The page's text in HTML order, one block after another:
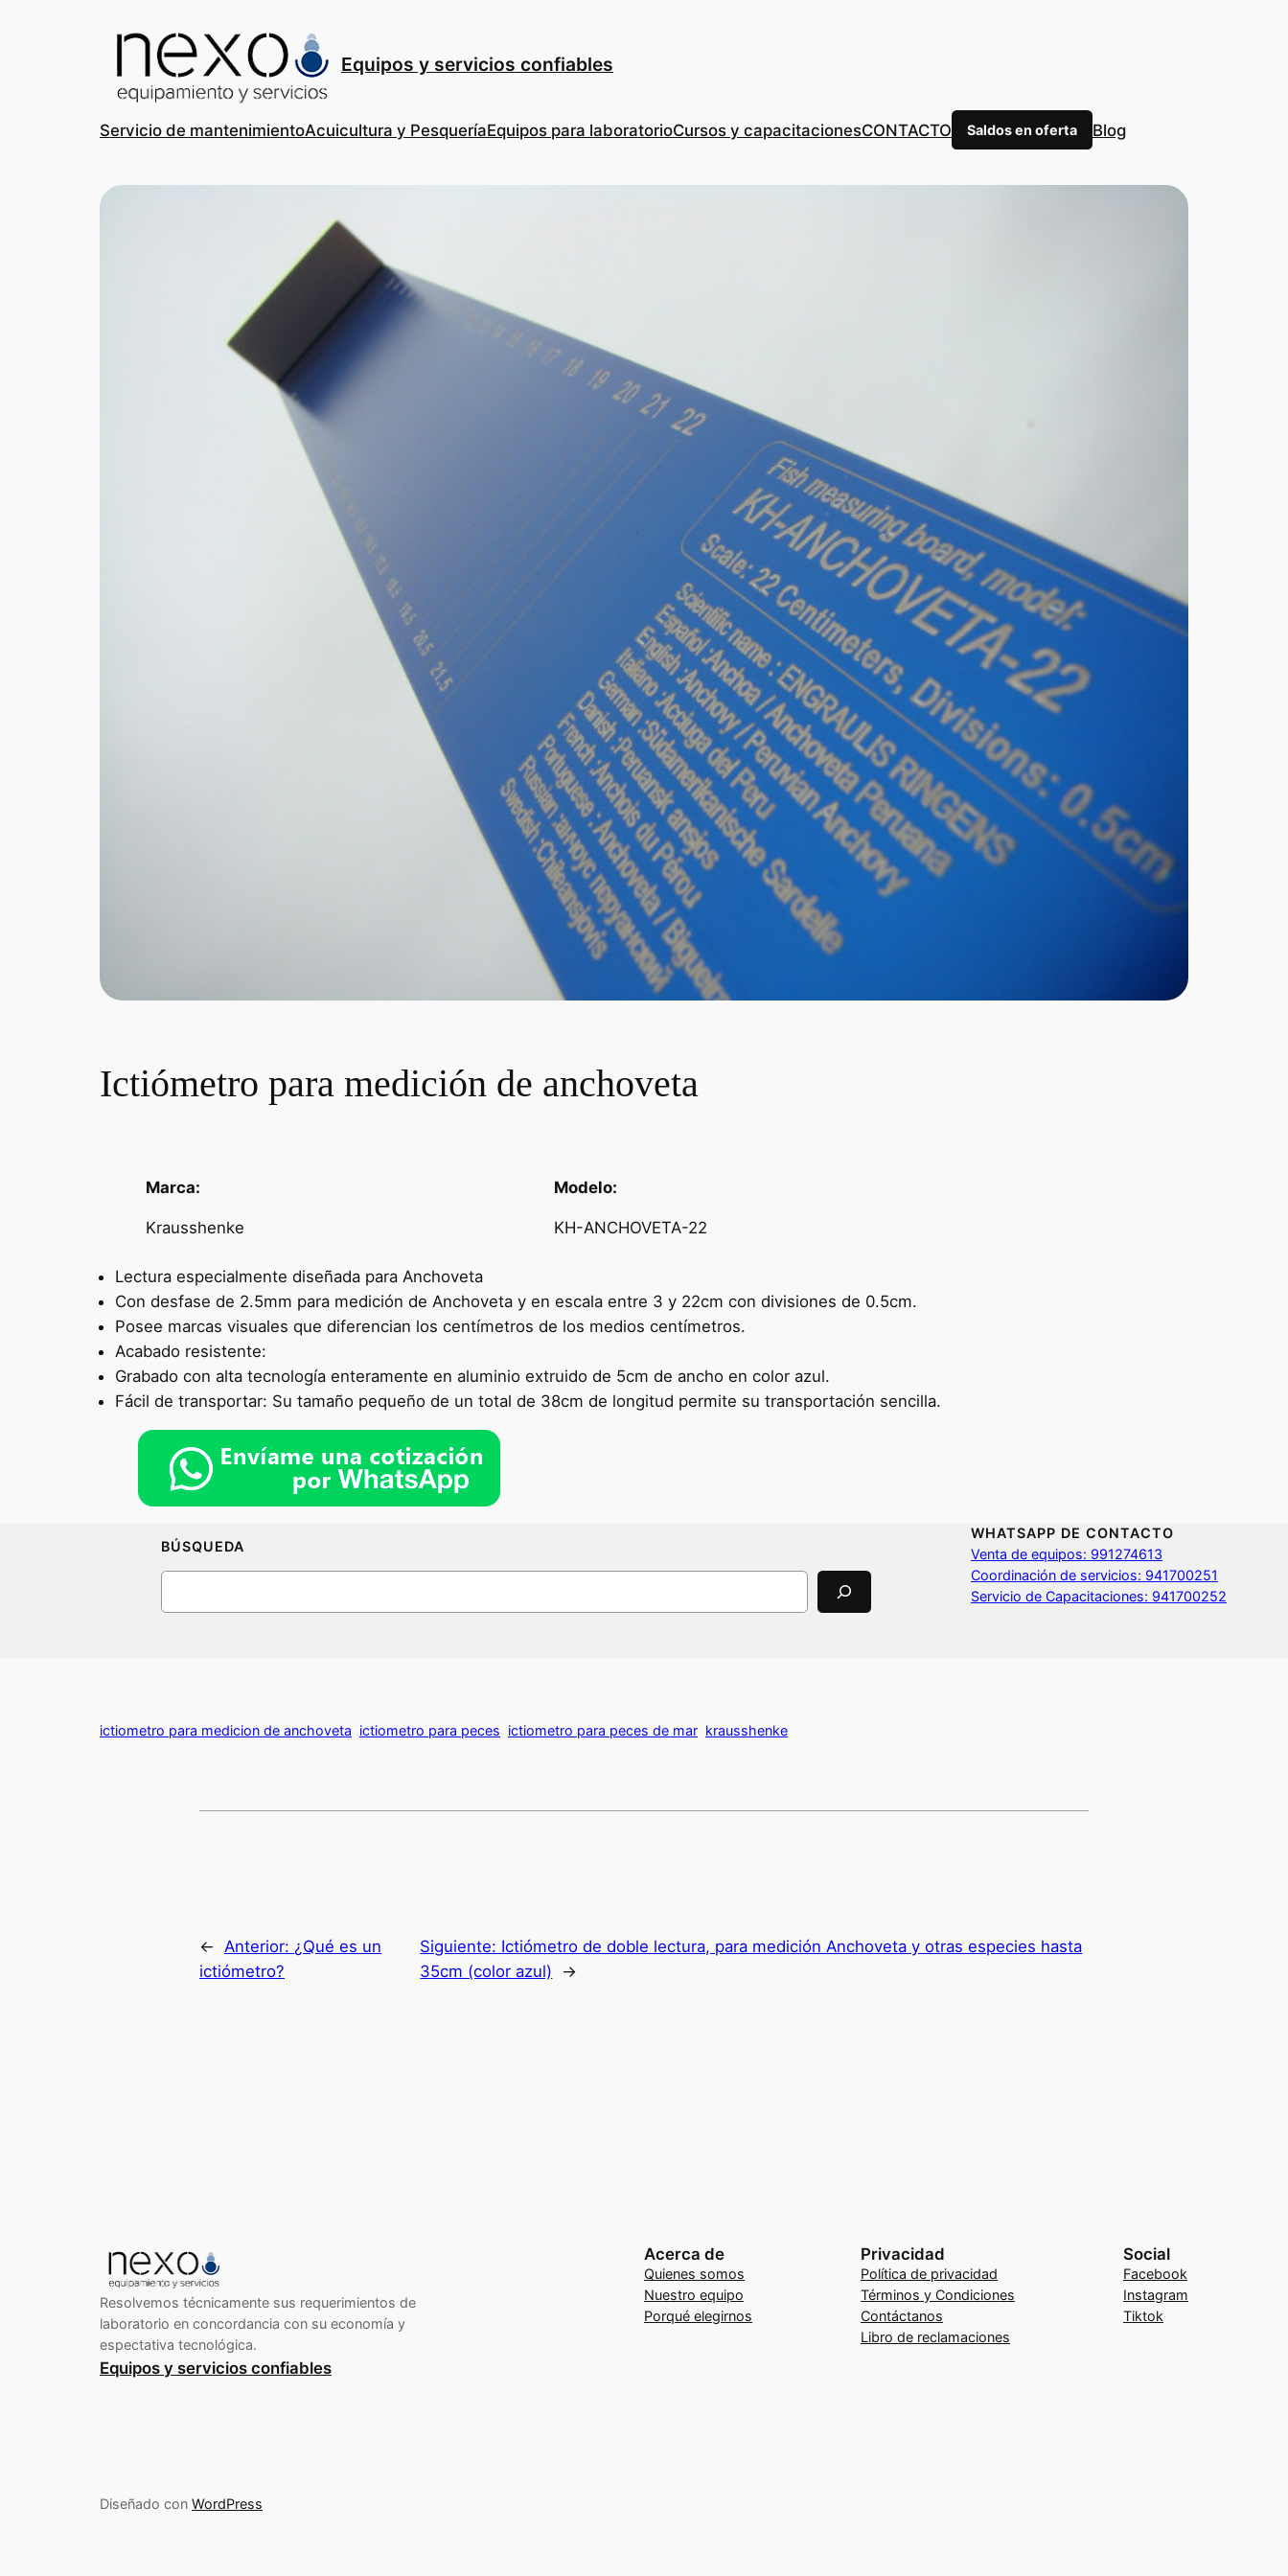
Equipos y servicios confiables
Servicio de mantenimientoAcuicultura y PesqueríaEquipos para laboratorioCursos y capacitacionesCONTACTO Saldos en oferta Blog
Ictiómetro para medición de anchoveta
Marca: Modelo:
Krausshenke KH-ANCHOVETA-22
Lectura especialmente diseñada para Anchoveta
Con desfase de 2.5mm para medición de Anchoveta y en escala entre 3 y 22cm con divisiones de 0.5cm.
Posee marcas visuales que diferencian los centímetros de los medios centímetros.
Acabado resistente:
Grabado con alta tecnología enteramente en aluminio extruido de 5cm de ancho en color azul.
Fácil de transportar: Su tamaño pequeño de un total de 38cm de longitud permite su transportación sencilla.
BÚSQUEDA
WHATSAPP DE CONTACTO
Venta de equipos: 991274613
Coordinación de servicios: 941700251
Servicio de Capacitaciones: 941700252
ictiometro para medicion de anchoveta ictiometro para peces ictiometro para peces de mar krausshenke
← Anterior: ¿Qué es un
ictiómetro?
Siguiente: Ictiómetro de doble lectura, para medición Anchoveta y otras especies hasta
35cm (color azul)
→
Resolvemos técnicamente sus requerimientos de
laboratorio en concordancia con su economía y
espectativa tecnológica.
Equipos y servicios confiables
Acerca de
Quienes somos
Nuestro equipo
Porqué elegirnos
Privacidad
Política de privacidad
Términos y Condiciones
Contáctanos
Libro de reclamaciones
Social
Facebook
Instagram
Tiktok
Diseñado con WordPress